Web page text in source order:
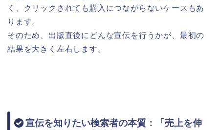
く、クリックされても購入につながらないケースもあ
ります。
そのため、出版直後にどんな宣伝を行うかが、最初の
結果を大きく左右します。
宣伝を知りたい検索者の本質：「売上を伸